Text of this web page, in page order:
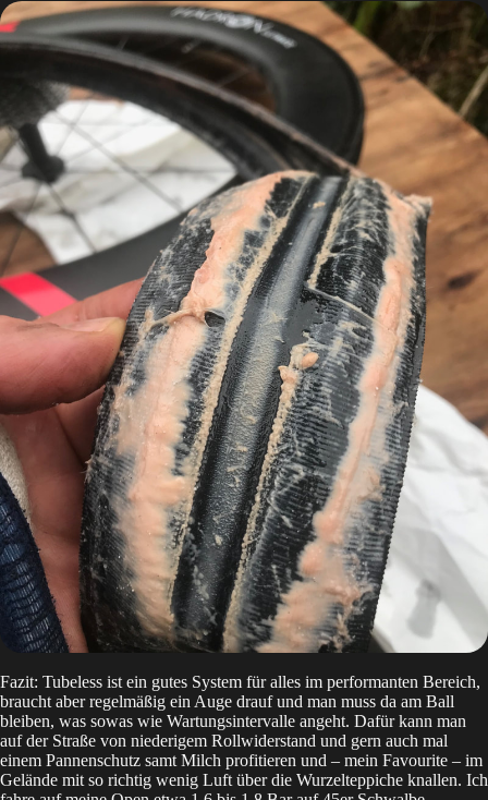
Fazit: Tubeless ist ein gutes System für alles im performanten Bereich,
braucht aber regelmäßig ein Auge drauf und man muss da am Ball
bleiben, was sowas wie Wartungsintervalle angeht. Dafür kann man
auf der Straße von niederigem Rollwiderstand und gern auch mal
einem Pannenschutz samt Milch profitieren und – mein Favourite – im
Gelände mit so richtig wenig Luft über die Wurzelteppiche knallen. Ich